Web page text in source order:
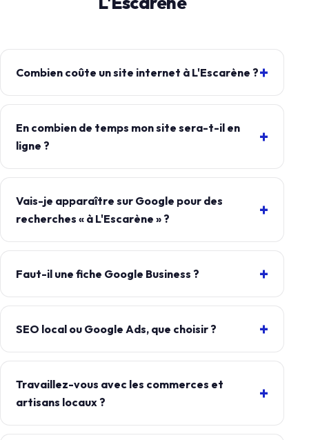
Combien coûte un site internet à L'Escarène ?
En combien de temps mon site sera-t-il en
ligne ?
Vais-je apparaître sur Google pour des
recherches « à L'Escarène » ?
Faut-il une fiche Google Business ?
SEO local ou Google Ads, que choisir ?
Travaillez-vous avec les commerces et
artisans locaux ?